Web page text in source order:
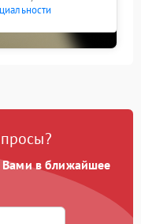
Вами в ближайшее